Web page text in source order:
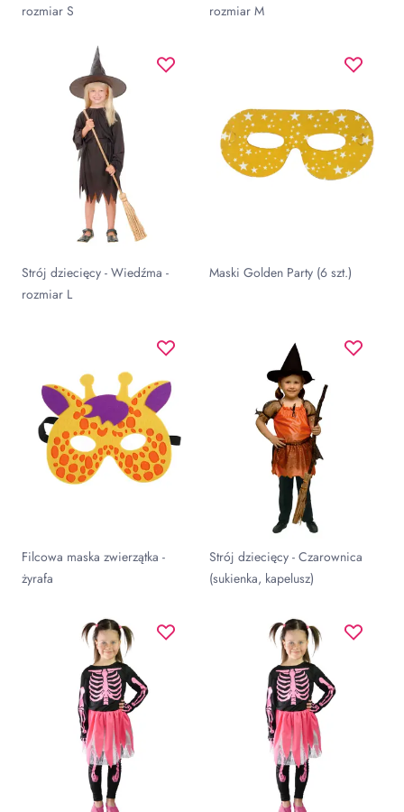
rozmiar S
rozmiar M
Strój dziecięcy - Wiedźma -
rozmiar L
Maski Golden Party (6 szt.)
Filcowa maska zwierzątka -
żyrafa
Strój dziecięcy - Czarownica
(sukienka, kapelusz)